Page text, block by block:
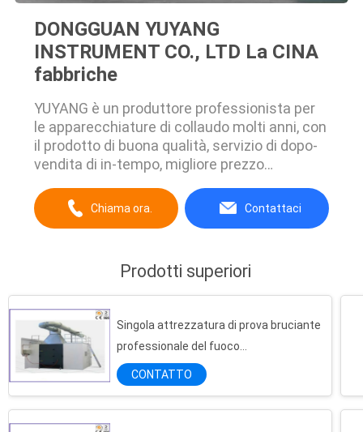
DONGGUAN YUYANG
INSTRUMENT CO., LTD La CINA
fabbriche
YUYANG è un produttore professionista per
le apparecchiature di collaudo molti anni, con
il prodotto di buona qualità, servizio di dopo-
vendita di in-tempo, migliore prezzo…
Chiama ora. Contattaci
Prodotti superiori
Singola attrezzatura di prova bruciante
professionale del fuoco
dell'apparecchiatura/SBI della prova
dell'oggetto
CONTATTO